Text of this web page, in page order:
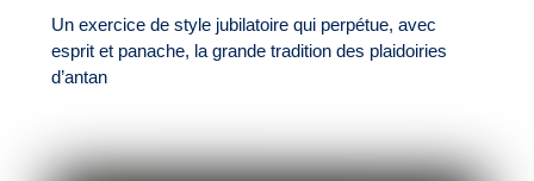
Un exercice de style jubilatoire qui perpétue, avec
esprit et panache, la grande tradition des plaidoiries
d’antan